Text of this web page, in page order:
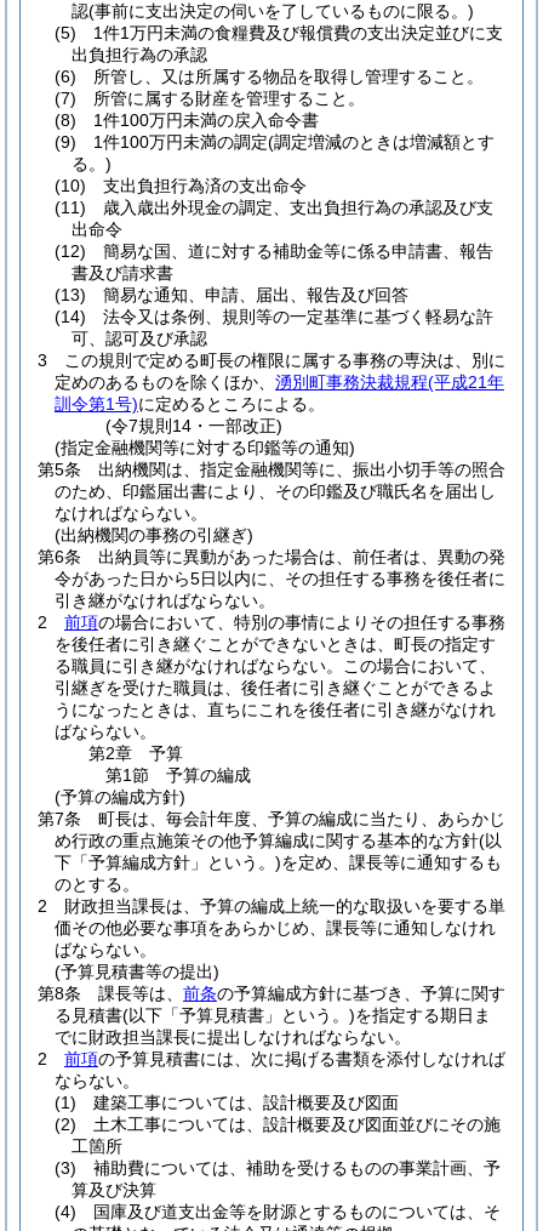
認(事前に支出決定の伺いを了しているものに限る。)
(5)
1件1万円未満の食糧費及び報償費の支出決定並びに支
出負担行為の承認
(6)
所管し、又は所属する物品を取得し管理すること。
(7)
所管に属する財産を管理すること。
(8)
1件100万円未満の戻入命令書
(9)
1件100万円未満の調定(調定増減のときは増減額とす
る。)
(10)
支出負担行為済の支出命令
(11)
歳入歳出外現金の調定、支出負担行為の承認及び支
出命令
(12)
簡易な国、道に対する補助金等に係る申請書、報告
書及び請求書
(13)
簡易な通知、申請、届出、報告及び回答
(14)
法令又は条例、規則等の一定基準に基づく軽易な許
可、認可及び承認
3
この規則で定める町長の権限に属する事務の専決は、別に
定めのあるものを除くほか、 湧別町事務決裁規程(平成21年
訓令第1号)に定めるところによる。
(令7規則14・一部改正)
(指定金融機関等に対する印鑑等の通知)
第5条
出納機関は、指定金融機関等に、振出小切手等の照合
のため、印鑑届出書により、その印鑑及び職氏名を届出し
なければならない。
(出納機関の事務の引継ぎ)
第6条
出納員等に異動があった場合は、前任者は、異動の発
令があった日から5日以内に、その担任する事務を後任者に
引き継がなければならない。
2
前項の場合において、特別の事情によりその担任する事務
を後任者に引き継ぐことができないときは、町長の指定す
る職員に引き継がなければならない。
この場合において、
引継ぎを受けた職員は、後任者に引き継ぐことができるよ
うになったときは、直ちにこれを後任者に引き継がなけれ
ばならない。
第2章
予算
第1節
予算の編成
(予算の編成方針)
第7条
町長は、毎会計年度、予算の編成に当たり、あらかじ
め行政の重点施策その他予算編成に関する基本的な方針(以
下「予算編成方針」という。)を定め、課長等に通知するも
のとする。
2
財政担当課長は、予算の編成上統一的な取扱いを要する単
価その他必要な事項をあらかじめ、課長等に通知しなけれ
ばならない。
(予算見積書等の提出)
第8条
課長等は、 前条の予算編成方針に基づき、予算に関す
る見積書(以下「予算見積書」という。)を指定する期日ま
でに財政担当課長に提出しなければならない。
2
前項の予算見積書には、次に掲げる書類を添付しなければ
ならない。
(1)
建築工事については、設計概要及び図面
(2)
土木工事については、設計概要及び図面並びにその施
工箇所
(3)
補助費については、補助を受けるものの事業計画、予
算及び決算
(4)
国庫及び道支出金等を財源とするものについては、そ